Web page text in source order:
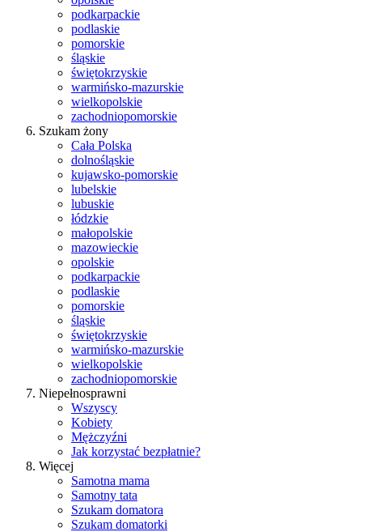
podkarpackie
podlaskie
pomorskie
śląskie
świętokrzyskie
warmińsko-mazurskie
wielkopolskie
zachodniopomorskie
Szukam żony
Cała Polska
dolnośląskie
kujawsko-pomorskie
lubelskie
lubuskie
łódzkie
małopolskie
mazowieckie
opolskie
podkarpackie
podlaskie
pomorskie
śląskie
świętokrzyskie
warmińsko-mazurskie
wielkopolskie
zachodniopomorskie
Niepełnosprawni
Wszyscy
Kobiety
Mężczyźni
Jak korzystać bezpłatnie?
Więcej
Samotna mama
Samotny tata
Szukam domatora
Szukam domatorki